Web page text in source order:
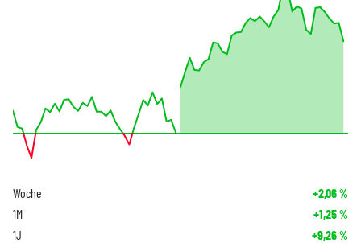
Woche +2,06%
1M +1,25%
1J +9,26%